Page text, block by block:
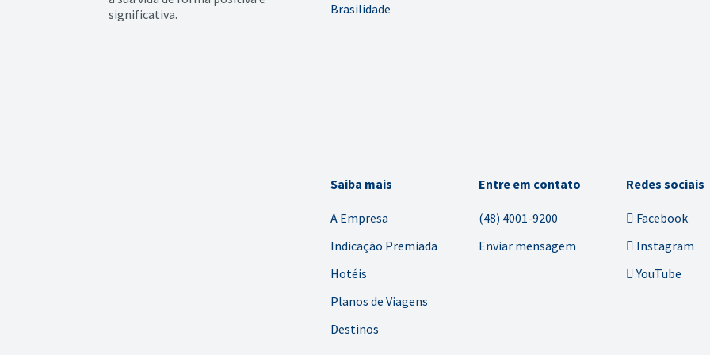
significativa.
Brasilidade
Saiba mais
A Empresa
Indicação Premiada
Hotéis
Planos de Viagens
Destinos
Entre em contato
(48) 4001-9200
Enviar mensagem
Redes sociais
Facebook
Instagram
YouTube